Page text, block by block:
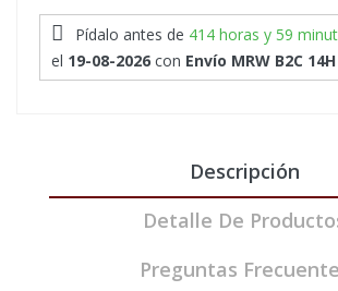
Pídalo antes de 414 horas y 59
el 19-08-2026 con Envío MRW B2C 14H
Descripción
Detalle De
Preguntas